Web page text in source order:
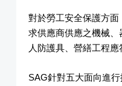
對於勞工安全保護方
求供應商供應之機械
人防護具、營繕工程應
SAG針對五大面向進